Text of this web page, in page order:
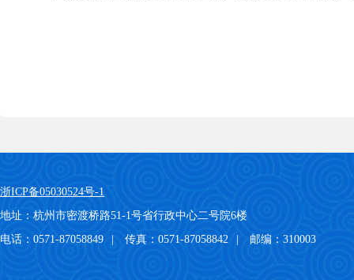
浙ICP备05030524号-1
地址：杭州市密渡桥路51-1号省行政中心二号院6楼
电话：0571-87058849
传真：0571-87058842 邮编：310003